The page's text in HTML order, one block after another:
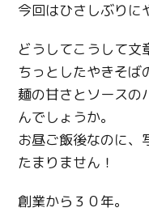
今回はひさしぶりに
どうしてこうして文
ちっとしたやきそば
麺の甘さとソースの
んでしょうか。
お昼ご飯後なのに、
たまりません！
創業から３０年。